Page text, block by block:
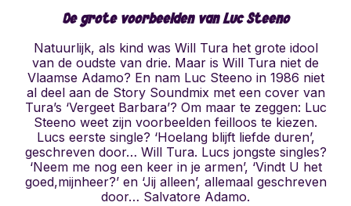
De grote voorbeelden van Luc Steeno
Natuurlijk, als kind was Will Tura het grote idool
van de oudste van drie. Maar is Will Tura niet de
Vlaamse Adamo? En nam Luc Steeno in 1986 niet
al deel aan de Story Soundmix met een cover van
Tura’s ‘Vergeet Barbara’? Om maar te zeggen: Luc
Steeno weet zijn voorbeelden feilloos te kiezen.
Lucs eerste single? ‘Hoelang blijft liefde duren’,
geschreven door… Will Tura. Lucs jongste singles?
‘Neem me nog een keer in je armen’, ‘Vindt U het
goed,mijnheer?’ en ‘Jij alleen’, allemaal geschreven
door… Salvatore Adamo.